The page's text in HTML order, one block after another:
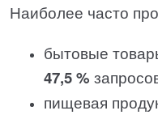
Наиболее часто
бытовые
47,5 %
пищевая